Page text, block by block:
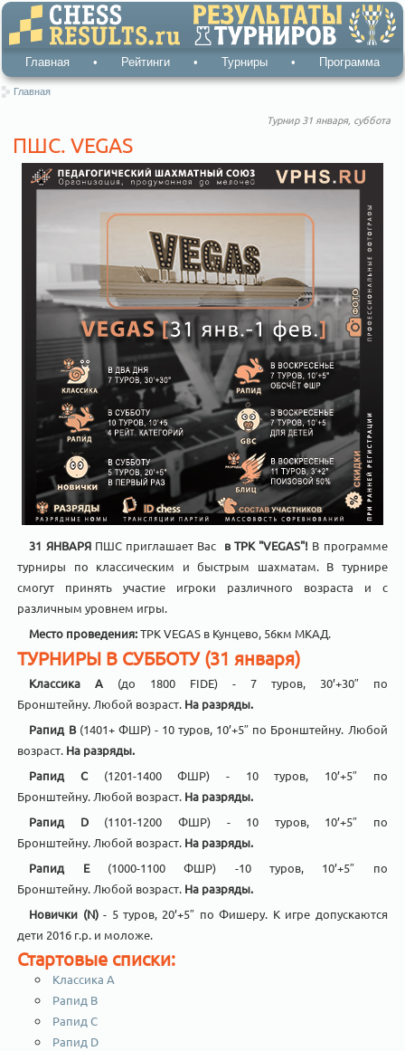
Главная • Рейтинги • Турниры • Программа
Главная
Турнир 31 января, суббота
ПШС. VEGAS
31 ЯНВАРЯ ПШС приглашает Вас в ТРК "VEGAS"! В программе
турниры по классическим и быстрым шахматам. В турнире
смогут принять участие игроки различного возраста и с
различным уровнем игры.
Место проведения:ТРК VEGAS в Кунцево, 56км МКАД.
ТУРНИРЫ В СУББОТУ (31 января)
Классика A (до 1800 FIDE) - 7 туров, 30’+30″ по
Бронштейну. Любой возраст. На разряды.
Рапид B(1401+ ФШР) - 10 туров, 10’+5″ по Бронштейну. Любой
возраст. На разряды.
Рапид C(1201-1400 ФШР) - 10 туров, 10’+5″ по
Бронштейну. Любой возраст. На разряды.
Рапид D(1101-1200 ФШР) - 10 туров, 10’+5″ по
Бронштейну. Любой возраст. На разряды.
Рапид E(1000-1100 ФШР) -10 туров, 10’+5″ по
Бронштейну. Любой возраст. На разряды.
Новички (N)- 5 туров, 20’+5″ по Фишеру. К игре допускаются
дети 2016 г.р. и моложе.
Стартовые списки:
Классика А
Рапид В
Рапид С
Рапид D